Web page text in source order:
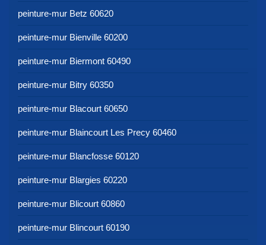
peinture-mur Betz 60620
peinture-mur Bienville 60200
peinture-mur Biermont 60490
peinture-mur Bitry 60350
peinture-mur Blacourt 60650
peinture-mur Blaincourt Les Precy 60460
peinture-mur Blancfosse 60120
peinture-mur Blargies 60220
peinture-mur Blicourt 60860
peinture-mur Blincourt 60190